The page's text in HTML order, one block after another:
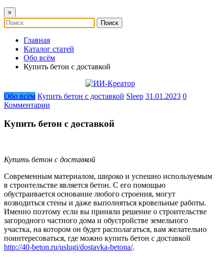
×
Главная
Каталог статей
Обо всём
Купить бетон с доставкой
Обо всём Купить бетон с доставкой Sleep 31.01.2023 0
Комментарии
Купить бетон с доставкой
Купить бетон с доставкой
Современным материалом, широко и успешно используемым
в строительстве является бетон. С его помощью
обустраивается основание любого строения, могут
возводиться стены и даже выполняться кровельные работы.
Именно поэтому если вы приняли решение о строительстве
загородного частного дома и обустройстве земельного
участка, на котором он будет располагаться, вам желательно
поинтересоваться, где можно купить бетон с доставкой
http://40-beton.ru/uslugi/dostavka-betona/.